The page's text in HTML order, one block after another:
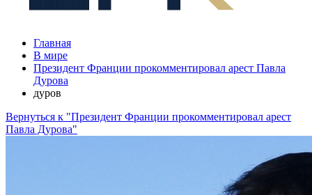
Главная
В мире
Президент Франции прокомментировал арест Павла
Дурова
дуров
Вернуться к "Президент Франции прокомментировал арест
Павла Дурова"